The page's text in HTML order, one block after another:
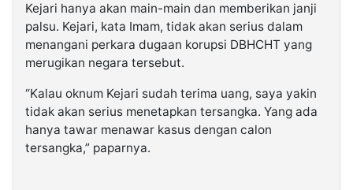
Kejari hanya akan main-main dan memberikan janji
palsu. Kejari, kata Imam, tidak akan serius dalam
menangani perkara dugaan korupsi DBHCHT yang
merugikan negara tersebut.
“Kalau oknum Kejari sudah terima uang, saya yakin
tidak akan serius menetapkan tersangka. Yang ada
hanya tawar menawar kasus dengan calon
tersangka,” paparnya.